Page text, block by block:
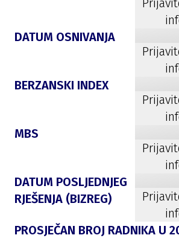
DATUM OSNIVANJA
BERZANSKI INDEX
MBS
DATUM POSLJEDNJEG
RJEŠENJA (BIZREG)
PROSJEČAN BROJ RADNIKA U